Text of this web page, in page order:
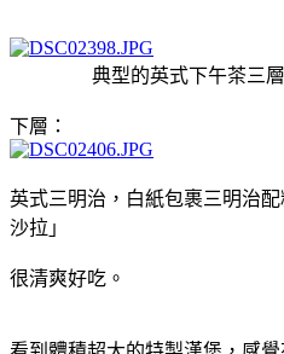
典型的英式下午茶三層
下層：
英式三明治，白紙包裹三明治
沙拉 」
很清爽好吃。